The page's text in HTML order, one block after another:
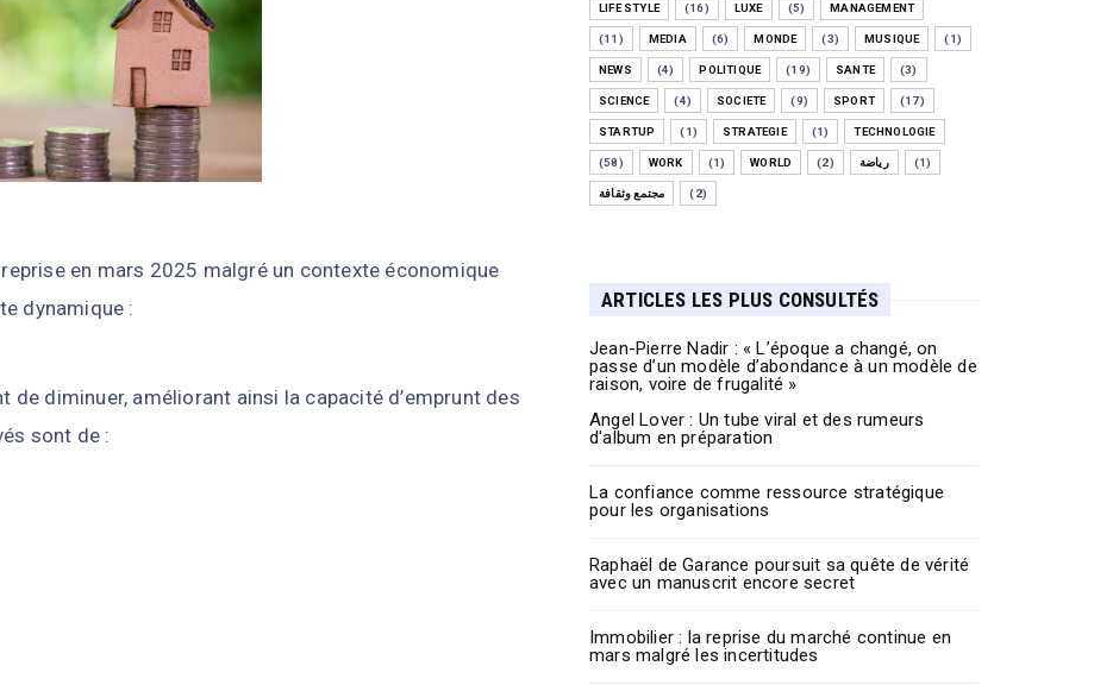
en mars 2025 malgré un contexte économique
dynamique :
diminuer, améliorant ainsi la capacité d’emprunt des
sont de :
LIFE STYLE (16) LUXE (5) MANAGEMENT
(11) MEDIA (6) MONDE (3) MUSIQUE (1)
NEWS (4) POLITIQUE (19) SANTE (3)
SCIENCE (4) SOCIETE (9) SPORT (17)
STARTUP (1) STRATEGIE (1) TECHNOLOGIE
(58) WORK (1) WORLD (2) رياضة (1)
مجتمع وثقافة (2)
ARTICLES LES PLUS CONSULTÉS
Jean-Pierre Nadir : « L’époque a changé, on
passe d’un modèle d’abondance à un modèle de
raison, voire de frugalité »
Angel Lover : Un tube viral et des rumeurs
d'album en préparation
La confiance comme ressource stratégique
pour les organisations
Raphaël de Garance poursuit sa quête de vérité
avec un manuscrit encore secret
Immobilier : la reprise du marché continue en
mars malgré les incertitudes